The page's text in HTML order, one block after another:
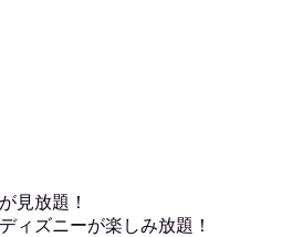
見放題！
ィズニーが楽しみ放題！